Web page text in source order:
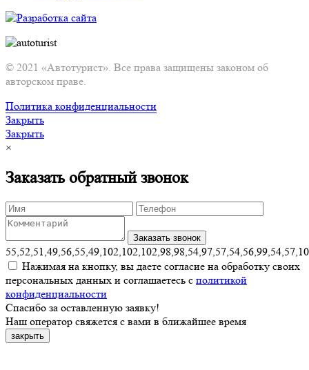
© 2021 «Автотурист». Все права защищены законом об
авторском праве.
Политика конфиденциальности
Закрыть
Закрыть
×
Заказать обратный звонок
Нажимая на кнопку, вы даете согласие на обработку своих
персональных данных и соглашаетесь с политикой
конфиденциальности
Спасибо за оставленную заявку!
Наш оператор свяжется с вами в ближайшее время
закрыть